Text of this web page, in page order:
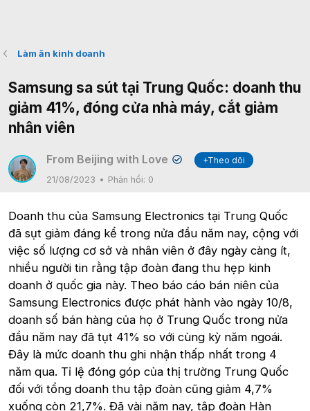
Làm ăn kinh doanh
Samsung sa sút tại Trung Quốc: doanh thu
giảm 41%, đóng cửa nhà máy, cắt giảm
nhân viên
From Beijing with Love ✔
+Theo dõi
21/08/2023
Phản hồi: 0
Doanh thu của Samsung Electronics tại Trung Quốc
đã sụt giảm đáng kể trong nửa đầu năm nay, cộng với
việc số lượng cơ sở và nhân viên ở đây ngày càng ít,
nhiều người tin rằng tập đoàn đang thu hẹp kinh
doanh ở quốc gia này. Theo báo cáo bán niên của
Samsung Electronics được phát hành vào ngày 10/8,
doanh số bán hàng của họ ở Trung Quốc trong nửa
đầu năm nay đã tụt 41% so với cùng kỳ năm ngoái.
Đây là mức doanh thu ghi nhận thấp nhất trong 4
năm qua. Tỉ lệ đóng góp của thị trường Trung Quốc
đối với tổng doanh thu tập đoàn cũng giảm 4,7%
xuống còn 21,7%. Đã vài năm nay, tập đoàn Hàn